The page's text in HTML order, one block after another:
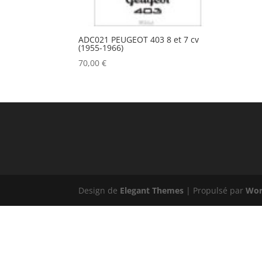
ADC021 PEUGEOT 403 8 et 7 cv
(1955-1966)
70,00€
Design de Elegant Themes | Propulsé par